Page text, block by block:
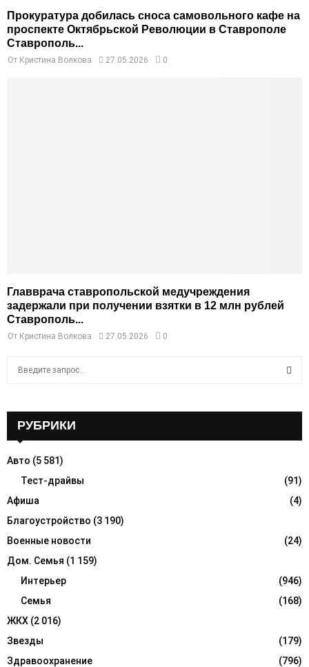
Прокуратура добилась сноса самовольного кафе на
проспекте Октябрьской Революции в Ставрополе
Ставрополь...
От Кристина Волкова 27.05.2026 0
Главврача ставропольской медучреждения
задержали при получении взятки в 12 млн рублей
Ставрополь...
От Кристина Волкова 27.05.2026 0
o
R
C
H
РУБРИКИ
Авто (5 581)
Тест-драйвы
(91)
Афиша
(4)
Благоустройство (3 190)
Военные новости
(24)
Дом. Семья (1 159)
Интерьер
(946)
Семья
(168)
ЖКХ (2 016)
Звезды
(179)
Здравоохранение
(796)